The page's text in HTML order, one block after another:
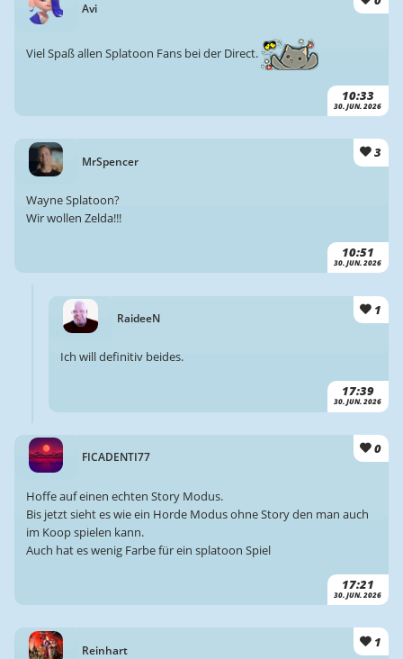
Avi
10:33
30. JUN. 2026
Viel Spaß allen Splatoon Fans bei der Direct.
MrSpencer
3
10:51
30. JUN. 2026
Wayne Splatoon?
Wir wollen Zelda!!!
RaideeN
1
17:39
30. JUN. 2026
Ich will definitiv beides.
FICADENTI77
0
17:21
30. JUN. 2026
Hoffe auf einen echten Story Modus.
Bis jetzt sieht es wie ein Horde Modus ohne Story den man auch
im Koop spielen kann.
Auch hat es wenig Farbe für ein splatoon Spiel
Reinhart
1